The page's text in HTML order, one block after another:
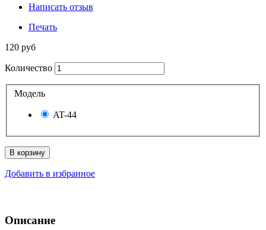
Написать отзыв
Печать
120 руб
Количество
Модель
AT-44
В корзину
Добавить в избранное
Описание